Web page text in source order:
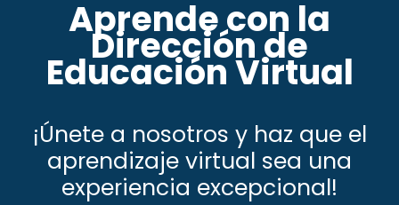
Aprende con la
Dirección de
Educación Virtual
¡Únete a nosotros y haz que el
aprendizaje virtual sea una
experiencia excepcional!